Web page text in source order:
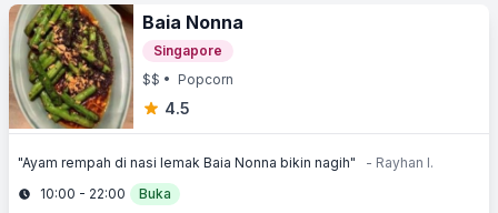
Baia Nonna
Singapore
$$ • Popcorn
4.5
"Ayam rempah di nasi lemak Baia Nonna bikin nagih"
- Rayhan I.
10:00 - 22:00
Buka